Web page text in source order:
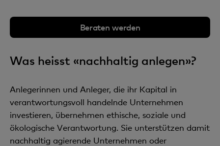
Beraten werden
Was heisst «nachhaltig anlegen»?
Anlegerinnen und Anleger, die ihr Kapital in
verantwortungsvoll handelnde Unternehmen
investieren, übernehmen ethische, soziale und
ökologische Verantwortung. Sie unterstützen damit
nachhaltig agierende Unternehmen oder